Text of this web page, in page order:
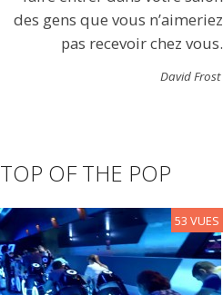
des gens que vous n’aimeriez
pas recevoir chez vous.
David Frost
TOP OF THE POP
53 VUES